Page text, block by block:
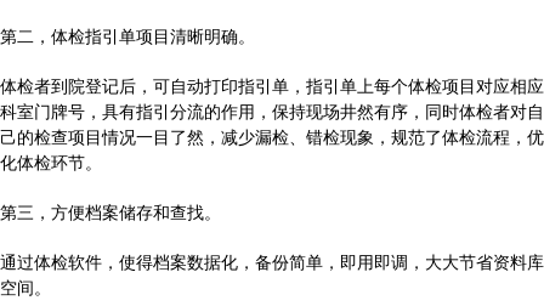
第二，体检指引单项目清晰明确。
体检者到院登记后，可自动打印指引单，指引单上每个体检项目对应相应
科室门牌号，具有指引分流的作用，保持现场井然有序，同时体检者对自
己的检查项目情况一目了然，减少漏检、错检现象，规范了体检流程，优
化体检环节。
第三，方便档案储存和查找。
通过体检软件，使得档案数据化，备份简单，即用即调，大大节省资料库
空间。